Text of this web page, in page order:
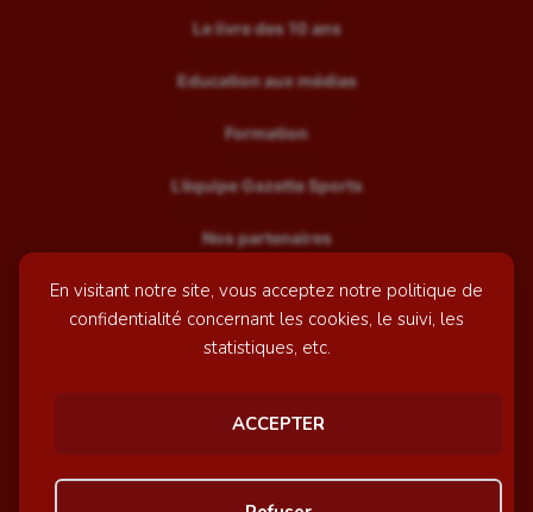
En visitant notre site, vous acceptez notre politique de
confidentialité concernant les cookies, le suivi, les
statistiques, etc.
ACCEPTER
Le livre des 10 ans
Education aux médias
Formation
L’équipe Gazette Sports
Nos partenaires
Recrutement
Mentions légales
© GazetteSports - 2026 | Site internet réalisé par